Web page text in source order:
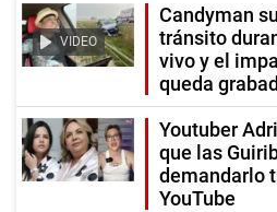
VIDEO
Candyman
tránsito
vivo y el
queda
Youtuber
que las
demandarlo
YouTube